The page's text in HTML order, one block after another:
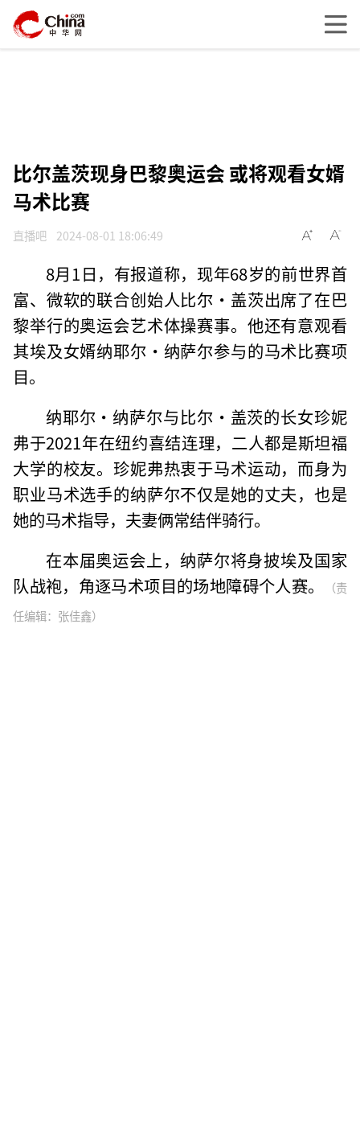
比尔盖茨现身巴黎奥运会 或将观看女婿
马术比赛
直播吧 2024-08-01 18:06:49
8月1日，有报道称，现年68岁的前世界首
富、微软的联合创始人比尔·盖茨出席了在巴
黎举行的奥运会艺术体操赛事。他还有意观看
其埃及女婿纳耶尔·纳萨尔参与的马术比赛项
目。
纳耶尔·纳萨尔与比尔·盖茨的长女珍妮
弗于2021年在纽约喜结连理，二人都是斯坦福
大学的校友。珍妮弗热衷于马术运动，而身为
职业马术选手的纳萨尔不仅是她的丈夫，也是
她的马术指导，夫妻俩常结伴骑行。
在本届奥运会上，纳萨尔将身披埃及国家
队战袍，角逐马术项目的场地障碍个人赛。
（责
任编辑：张佳鑫）